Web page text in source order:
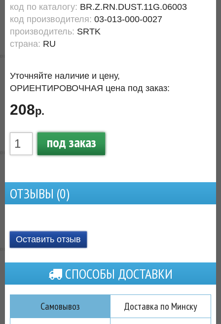
код по каталогу: BR.Z.RN.DUST.11G.06003
код производителя: 03-013-000-0027
производитель: SRTK
страна: RU
Уточняйте наличие и цену,
ОРИЕНТИРОВОЧНАЯ цена под заказ:
208р.
под заказ
ОТЗЫВЫ (0)
Оставить отзыв
СПОСОБЫ ДОСТАВКИ
Самовывоз
Доставка по Минску